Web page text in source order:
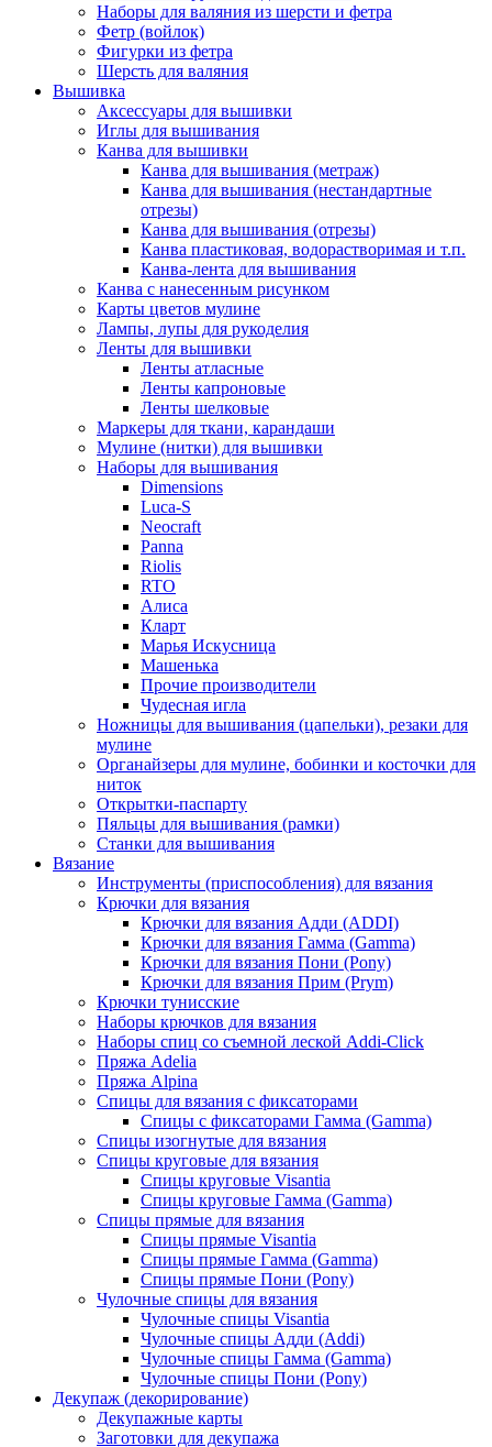
Наборы для валяния из шерсти и фетра
Фетр (войлок)
Фигурки из фетра
Шерсть для валяния
Вышивка
Аксессуары для вышивки
Иглы для вышивания
Канва для вышивки
Канва для вышивания (метраж)
Канва для вышивания (нестандартные
отрезы)
Канва для вышивания (отрезы)
Канва пластиковая, водорастворимая и т.п.
Канва-лента для вышивания
Канва с нанесенным рисунком
Карты цветов мулине
Лампы, лупы для рукоделия
Ленты для вышивки
Ленты атласные
Ленты капроновые
Ленты шелковые
Маркеры для ткани, карандаши
Мулине (нитки) для вышивки
Наборы для вышивания
Dimensions
Luca-S
Neocraft
Panna
Riolis
RTO
Алиса
Кларт
Марья Искусница
Машенька
Прочие производители
Чудесная игла
Ножницы для вышивания (цапельки), резаки для
мулине
Органайзеры для мулине, бобинки и косточки для
ниток
Открытки-паспарту
Пяльцы для вышивания (рамки)
Станки для вышивания
Вязание
Инструменты (приспособления) для вязания
Крючки для вязания
Крючки для вязания Адди (ADDI)
Крючки для вязания Гамма (Gamma)
Крючки для вязания Пони (Pony)
Крючки для вязания Прим (Prym)
Крючки тунисские
Наборы крючков для вязания
Наборы спиц со съемной леской Addi-Click
Пряжа Adelia
Пряжа Alpina
Спицы для вязания с фиксаторами
Спицы с фиксаторами Гамма (Gamma)
Спицы изогнутые для вязания
Спицы круговые для вязания
Спицы круговые Visantia
Спицы круговые Гамма (Gamma)
Спицы прямые для вязания
Спицы прямые Visantia
Спицы прямые Гамма (Gamma)
Спицы прямые Пони (Pony)
Чулочные спицы для вязания
Чулочные спицы Visantia
Чулочные спицы Адди (Addi)
Чулочные спицы Гамма (Gamma)
Чулочные спицы Пони (Pony)
Декупаж (декорирование)
Декупажные карты
Заготовки для декупажа